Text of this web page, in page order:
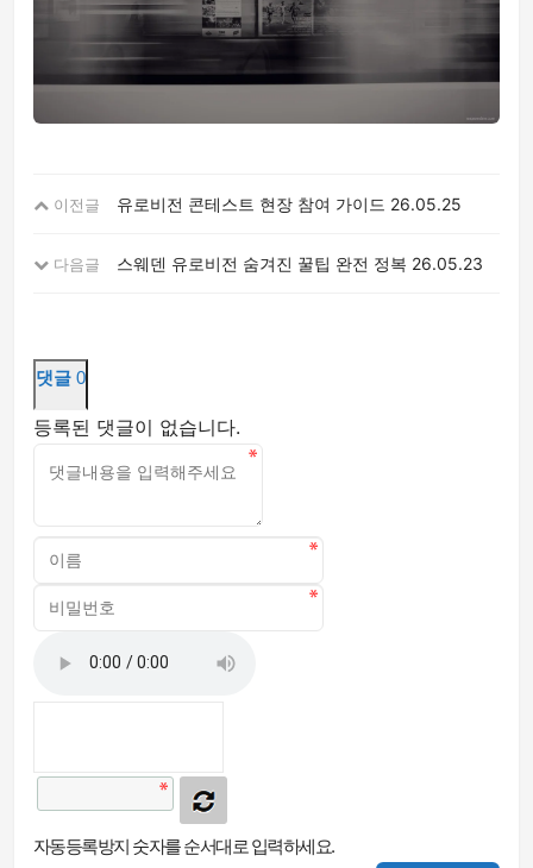
이전글 유로비전 콘테스트 현장 참여 가이드 26.05.25
다음글 스웨덴 유로비전 숨겨진 꿀팁 완전 정복 26.05.23
댓글 0
등록된 댓글이 없습니다.
자동등록방지 숫자를 순서대로 입력하세요.